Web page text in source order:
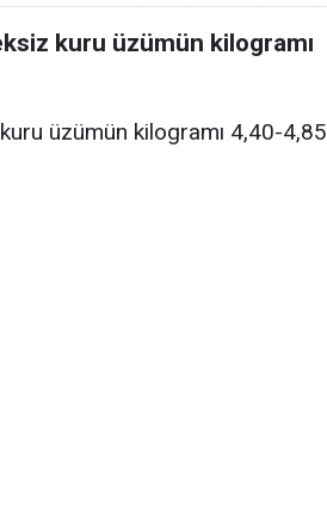
kuru üzümün kilogramı
üzümün kilogramı 4,40-4,85